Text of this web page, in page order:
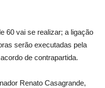
60 vai se realizar; a ligação
serão executadas pela
de contrapartida.
Renato Casagrande,